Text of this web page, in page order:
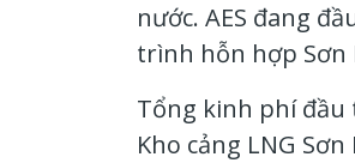
nước. AES đang
trình hỗn hợp Sơn
Tổng kinh phí đầu
Kho cảng LNG